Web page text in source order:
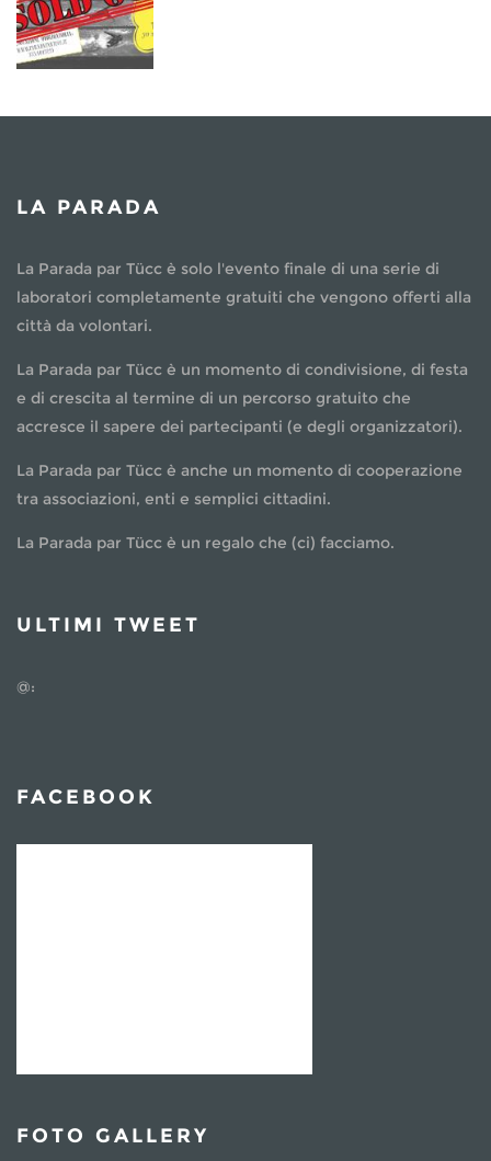
LA PARADA
La Parada par Tücc è solo l'evento finale di una serie di
laboratori completamente gratuiti che vengono offerti alla
città da volontari.
La Parada par Tücc è un momento di condivisione, di festa
e di crescita al termine di un percorso gratuito che
accresce il sapere dei partecipanti (e degli organizzatori).
La Parada par Tücc è anche un momento di cooperazione
tra associazioni, enti e semplici cittadini.
La Parada par Tücc è un regalo che (ci) facciamo.
ULTIMI TWEET
@:
FACEBOOK
FOTO GALLERY